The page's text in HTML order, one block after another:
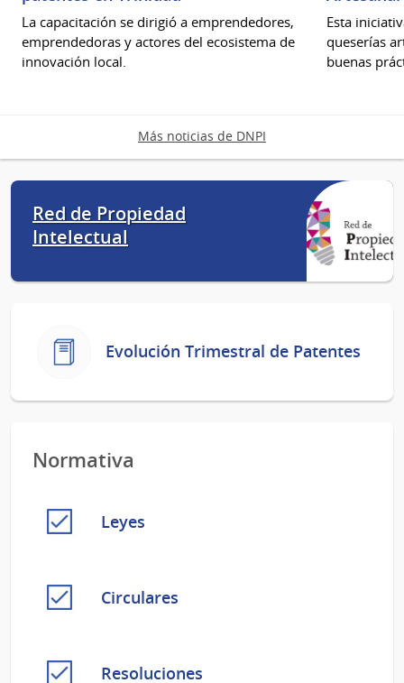
La capacitación se dirigió a emprendedores,
emprendedoras y actores del ecosistema de
innovación local.
Esta
queserías
buenas
Más noticias de DNPI
Red de Propiedad
Intelectual
Evolución Trimestral de Patentes
Normativa
Leyes
Circulares
Resoluciones